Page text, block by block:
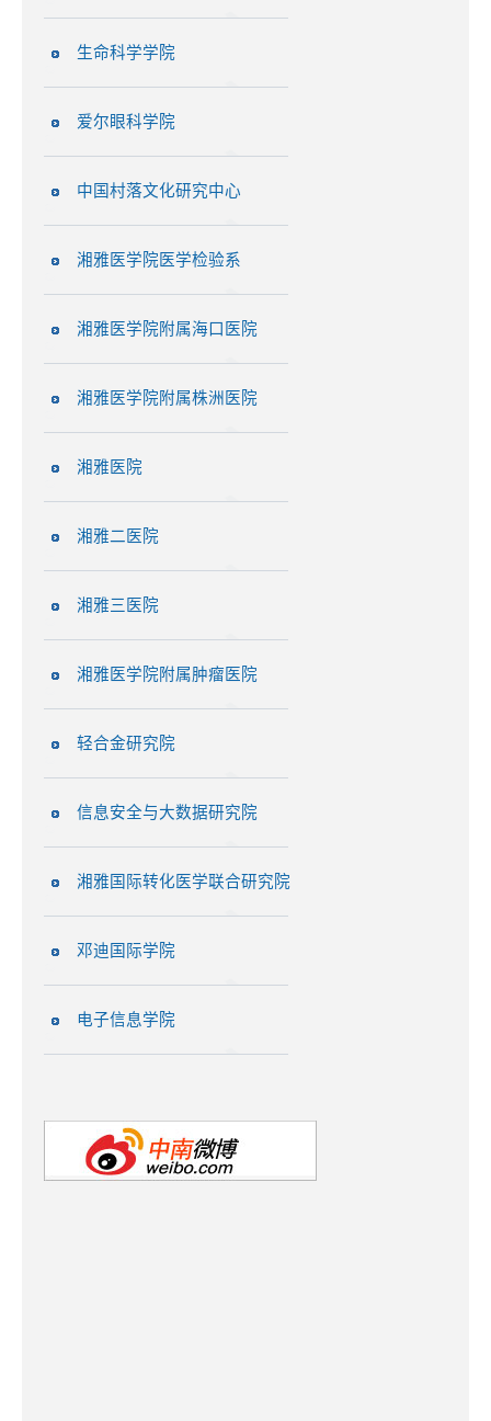
生命科学学院
爱尔眼科学院
中国村落文化研究中心
湘雅医学院医学检验系
湘雅医学院附属海口医院
湘雅医学院附属株洲医院
湘雅医院
湘雅二医院
湘雅三医院
湘雅医学院附属肿瘤医院
轻合金研究院
信息安全与大数据研究院
湘雅国际转化医学联合研究院
邓迪国际学院
电子信息学院